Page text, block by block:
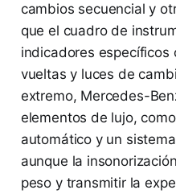
cambios secuencial y
que el cuadro de
indicadores específicos
vueltas y luces de
extremo, Mercedes-
elementos de lujo,
automático y un
aunque la
peso y transmitir la